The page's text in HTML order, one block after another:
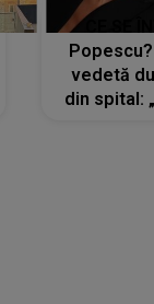
vedetă
din spital: